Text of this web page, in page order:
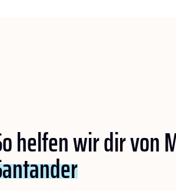
helfen wir dir von